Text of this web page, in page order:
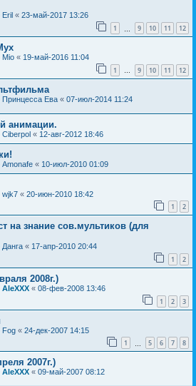
Eril « 23-май-2017 13:26
1 9 10 11 12
Mio « 19-май-2016 11:04
1 … 9 10 11 12
Принцесса Ева « 07-июл-2014 11:24
анимации.
Ciberpol « 12-авг-2012 18:46
Amonafe « 10-июл-2010 01:09
wjk7 « 20-июн-2010 18:42
1 2
на знание сов.мультиков (для
Данга « 17-апр-2010 20:44
1 2
2008г.)
AleXXX « 08-фев-2008 13:46
1 2 3
Fog « 24-дек-2007 14:15
1 5 6 7 8
2007г.)
AleXXX « 09-май-2007 08:12